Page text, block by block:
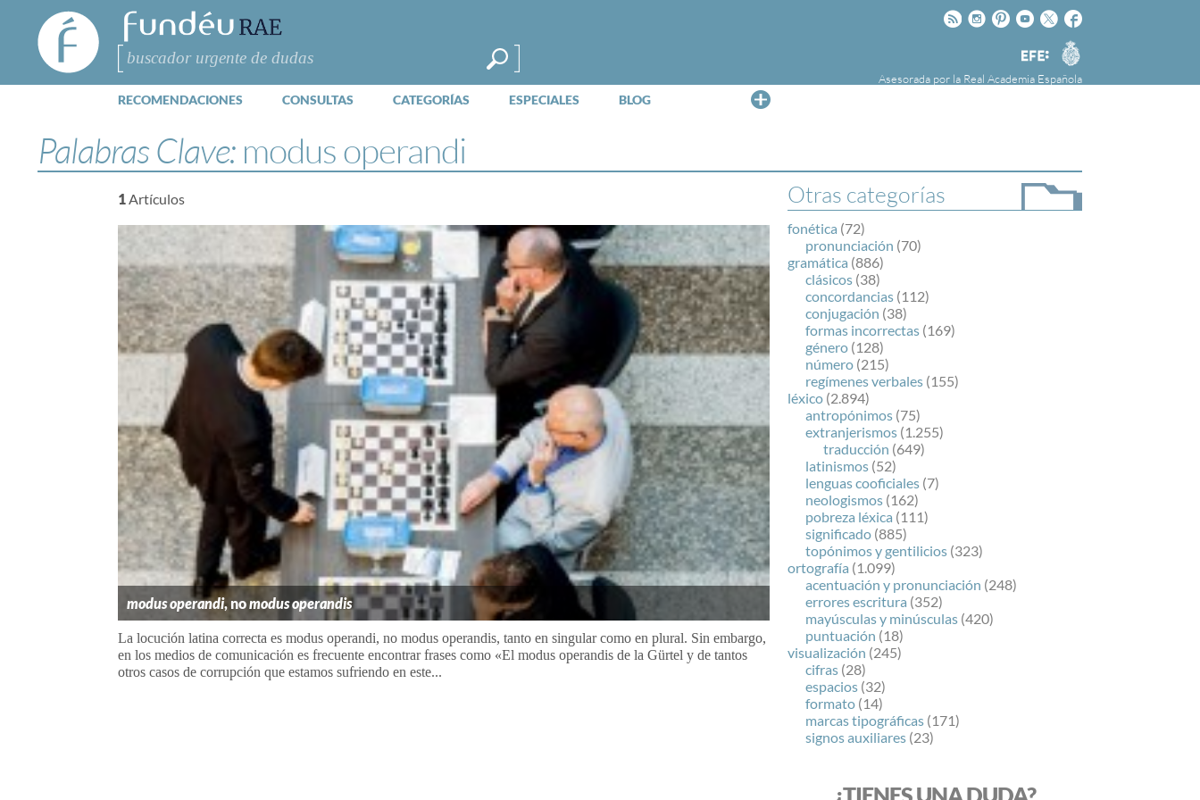
FundéuRAE
- Fundación
del Español
Urgente
Buscar
Facebook
Twitter
Youtube
Pinteres
Instagram
Rss
Agencia
EFE
Asesorada por la Real Academia Española
RECOMENDACIONES CONSULTAS CATEGORÍAS ESPECIALES BLOG
la Agencia Efe y la Real Academia Española,
cuyo objetivo es colaborar con el buen uso del
español en los medios de comunicación y en
Internet.
Palabras Clave: modus operandi
Otras categorías
fonética (72)
pronunciación (70)
gramática (886)
clásicos (38)
concordancias (112)
conjugación (38)
formas incorrectas (169)
género (128)
número (215)
regímenes verbales (155)
léxico (2.894)
antropónimos (75)
extranjerismos (1.255)
traducción (649)
latinismos (52)
lenguas cooficiales (7)
neologismos (162)
pobreza léxica (111)
significado (885)
topónimos y gentilicios (323)
ortografía (1.099)
acentuación y pronunciación (248)
errores escritura (352)
mayúsculas y minúsculas (420)
puntuación (18)
visualización (245)
cifras (28)
espacios (32)
formato (14)
marcas tipográficas (171)
signos auxiliares (23)
1Artículos
modus operandi, nomodus operandis
La locución latina correcta es modus operandi, no modus operandis, tanto en singular como en plural. Sin embargo,
en los medios de comunicación es frecuente encontrar frases como «El modus operandis de la Gürtel y de tantos
otros casos de corrupción que estamos sufriendo en este...
¿TIENES UNA DUDA?